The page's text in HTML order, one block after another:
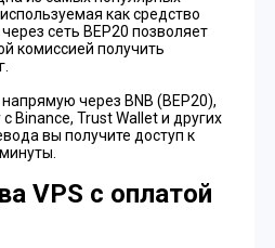
как средство
сеть BEP20 позволяет
комиссией получить
через BNB (BEP20),
Binance, Trust Wallet и других
вы получите доступ к
VPS с оплатой